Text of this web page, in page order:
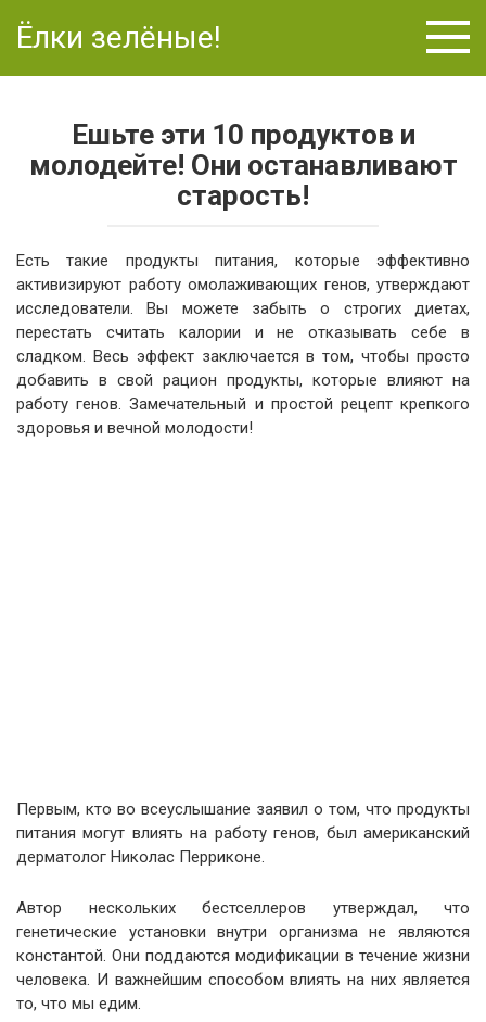
Ёлки зелёные!
Ешьте эти 10 продуктов и
молодейте! Они останавливают
старость!
Есть такие продукты питания, которые эффективно
активизируют работу омолаживающих генов, утверждают
исследователи. Вы можете забыть о строгих диетах,
перестать считать калории и не отказывать себе в
сладком. Весь эффект заключается в том, чтобы просто
добавить в свой рацион продукты, которые влияют на
работу генов. Замечательный и простой рецепт крепкого
здоровья и вечной молодости!
Первым, кто во всеуслышание заявил о том, что продукты
питания могут влиять на работу генов, был американский
дерматолог Николас Перриконе.
Автор нескольких бестселлеров утверждал, что
генетические установки внутри организма не являются
константой. Они поддаются модификации в течение жизни
человека. И важнейшим способом влиять на них является
то, что мы едим.